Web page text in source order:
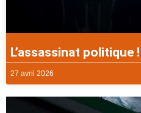
L’assassinat politique !
27 avril 2026